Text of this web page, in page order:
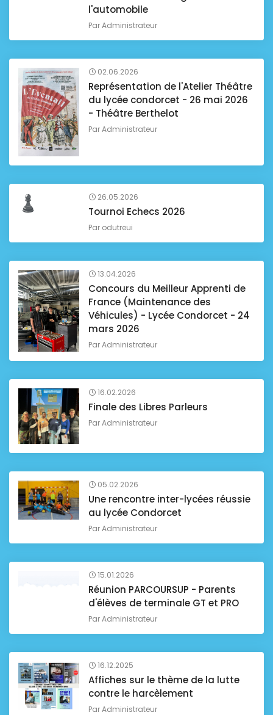
l'automobile
ParAdministrateur
02.06.2026
Représentation de l'Atelier Théâtre
du lycée condorcet - 26 mai 2026
- Théâtre Berthelot
ParAdministrateur
26.05.2026
Tournoi Echecs 2026
Par odutreui
13.04.2026
Concours du Meilleur Apprenti de
France (Maintenance des
Véhicules) - Lycée Condorcet - 24
mars 2026
ParAdministrateur
16.02.2026
Finale des Libres Parleurs
ParAdministrateur
05.02.2026
Une rencontre inter-lycées réussie
au lycée Condorcet
ParAdministrateur
15.01.2026
Réunion PARCOURSUP - Parents
d'élèves de terminale GT et PRO
ParAdministrateur
16.12.2025
Affiches sur le thème de la lutte
contre le harcèlement
ParAdministrateur